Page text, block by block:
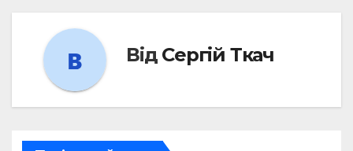
Від Сергій Ткач